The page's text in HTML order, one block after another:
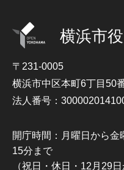
横浜市
〒231-0005
横浜市中区本町6丁目50
法人番号：
開庁時間：月曜日から
15分まで
（祝日・休日・12月29